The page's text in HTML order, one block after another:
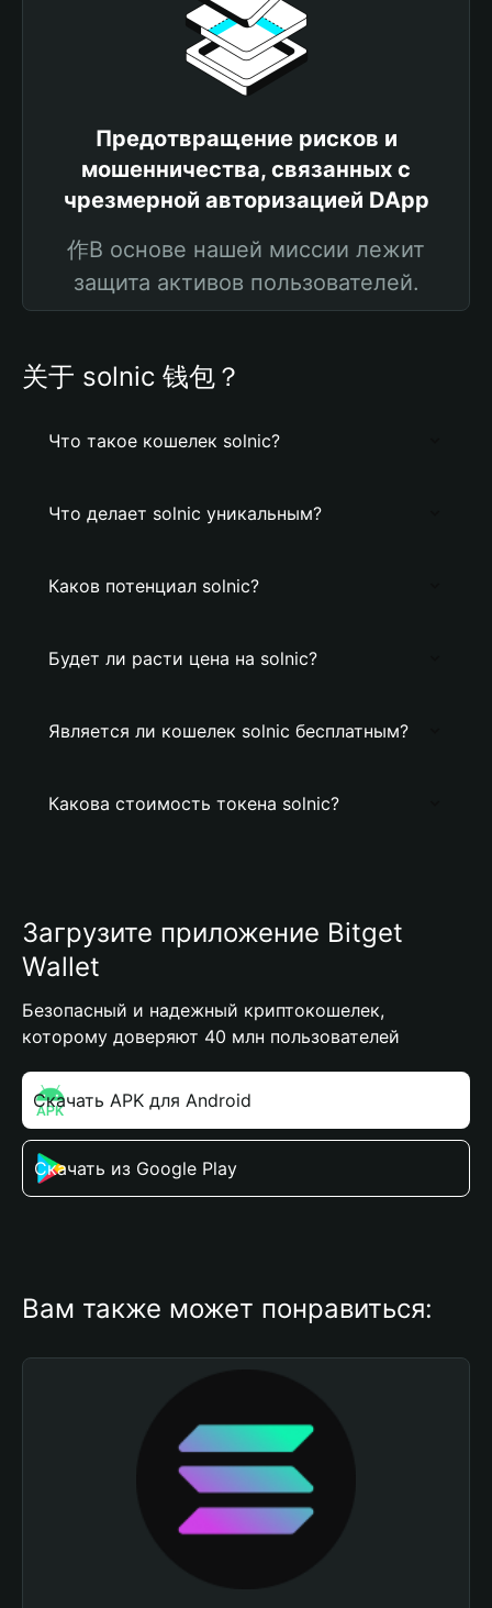
Предотвращение рисков и
мошенничества, связанных с
чрезмерной авторизацией DApp
作В основе нашей миссии лежит
защита активов пользователей.
关于 solnic 钱包？
Что такое кошелек solnic?
Что делает solnic уникальным?
Каков потенциал solnic?
Будет ли расти цена на solnic?
Является ли кошелек solnic бесплатным?
Какова стоимость токена solnic?
Загрузите приложение Bitget
Wallet
Безопасный и надежный криптокошелек,
которому доверяют 40 млн пользователей
Скачать APK для Android
Скачать из Google Play
Вам также может понравиться: